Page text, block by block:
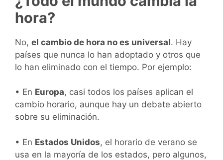
hora?
No, el cambio de hora no es universal. Hay
países que nunca lo han adoptado y otros que
lo han eliminado con el tiempo. Por ejemplo:
• En Europa, casi todos los países aplican el
cambio horario, aunque hay un debate abierto
sobre su eliminación.
• En Estados Unidos, el horario de verano se
usa en la mayoría de los estados, pero algunos,